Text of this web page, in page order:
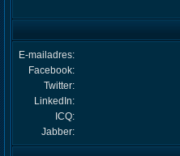
E-mailadres:
Facebook:
Twitter:
LinkedIn:
ICQ:
Jabber: